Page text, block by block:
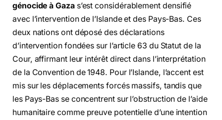
génocide à Gazas’est considérablement densifié
avec l’intervention de l’Islande et des Pays-Bas. Ces
deux nations ont déposé des déclarations
d’intervention fondées sur l’article 63 du Statut de la
Cour, affirmant leur intérêt direct dans l’interprétation
de la Convention de 1948. Pour l’Islande, l’accent est
mis sur les déplacements forcés massifs, tandis que
les Pays-Bas se concentrent sur l’obstruction de l’aide
humanitaire comme preuve potentielle d’une intention